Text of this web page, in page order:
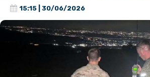
15:15 | 30/06/2026